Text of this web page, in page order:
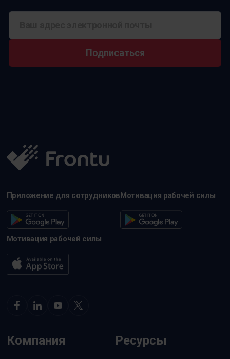
Подписаться
Приложение для сотрудниковМотивация рабочей силы
Мотивация рабочей силы
Компания Ресурсы